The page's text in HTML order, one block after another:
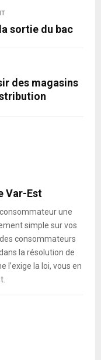
sortie du bac
des magasins
Var-Est
une
simple sur vos
consommateurs
la résolution de
l’exige la loi, vous en